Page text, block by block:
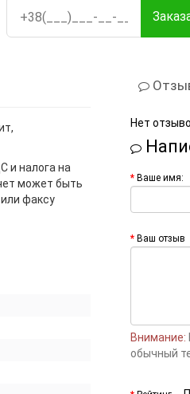
и налога на
может быть
факсу
Нет
Ваше имя:
Ваш отзыв
Внимание:
обычный